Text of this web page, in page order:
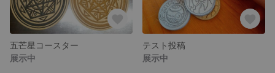
五芒星コースター
展示中
テスト投稿
展示中